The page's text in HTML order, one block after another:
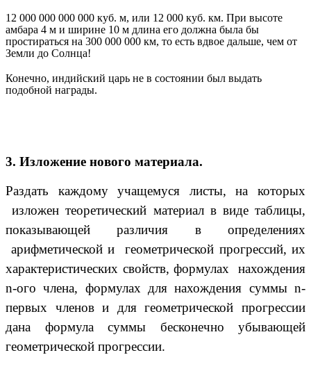
12 000 000 000 000 куб. м, или 12 000 куб. км. При высоте
амбара 4 м и ширине 10 м длина его должна была бы
простираться на 300 000 000 км, то есть вдвое дальше, чем от
Земли до Солнца!
Конечно, индийский царь не в состоянии был выдать
подобной награды.
3. Изложение нового материала.
Раздать каждому учащемуся листы, на которых
изложен теоретический материал в виде таблицы,
показывающей различия в определениях
арифметической и геометрической прогрессий, их
характеристических свойств, формулах нахождения
n-ого члена, формулах для нахождения суммы n-
первых членов и для геометрической прогрессии
дана формула суммы бесконечно убывающей
геометрической прогрессии.